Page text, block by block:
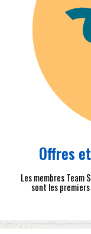
Offres
Les membres Team
sont les